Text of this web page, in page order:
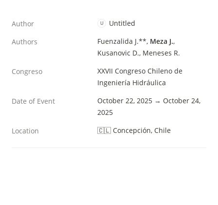
Author U
Untitled
Authors
Fuenzalida J.**, Meza J.,
Kusanovic D., Meneses R.
Congreso
XXVII Congreso Chileno de
Ingeniería Hidráulica
Date of Event
October 22, 2025 → October 24,
2025
Location
🇨🇱 Concepción, Chile